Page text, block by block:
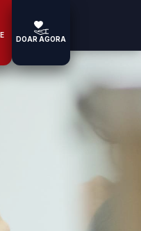
DOAR AGORA